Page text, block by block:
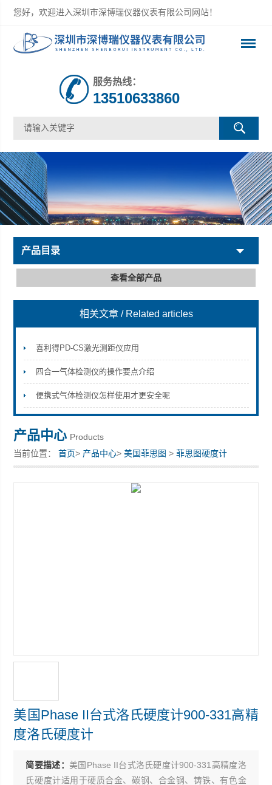
您好，欢迎进入深圳市深博瑞仪器仪表有限公司网站！
深圳市深博瑞仪器仪表有限公司
服务热线：
13510633860
产品目录
查看全部产品
相关文章 / Related articles
喜利得PD-CS激光测距仪应用
四合一气体检测仪的操作要点介绍
便携式气体检测仪怎样使用才更安全呢
产品中心 Products
当前位置：首页> 产品中心>美国菲思图 >菲思图硬度计
美国Phase II台式洛氏硬度计900-331高精
度洛氏硬度计
简要描述： 美国Phase II台式洛氏硬度计900-331高精度洛
氏硬度计适用于硬质合金、碳钢、合金钢、铸铁、有色金